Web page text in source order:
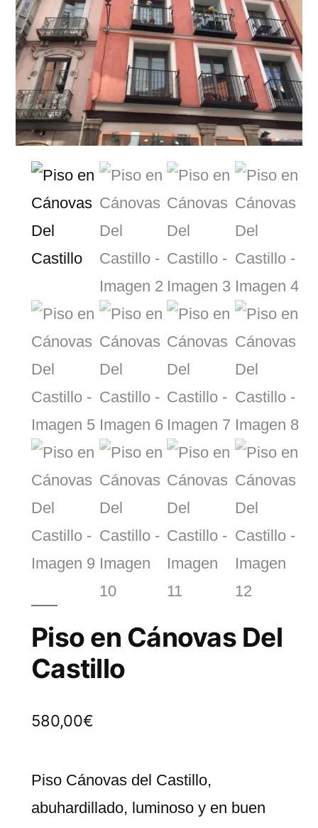
Piso en Cánovas Del
Castillo
580,00€
Piso Cánovas del Castillo,
abuhardillado, luminoso y en buen